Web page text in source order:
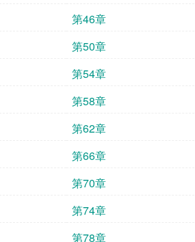
第46章
第50章
第54章
第58章
第62章
第66章
第70章
第74章
第78章